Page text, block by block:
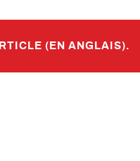
(EN ANGLAIS).